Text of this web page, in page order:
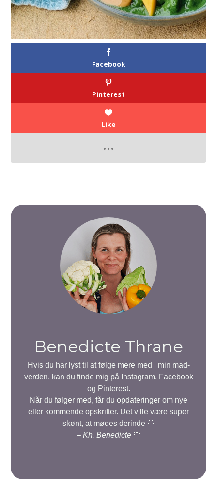
Facebook
Pinterest
Like
Benedicte Thrane
Hvis du har lyst til at følge mere med i min mad-
verden, kan du finde mig på Instagram, Facebook
og Pinterest.
Når du følger med, får du opdateringer om nye
eller kommende opskrifter. Det ville være super
skønt, at mødes derinde 🤍
– Kh. Benedicte🤍